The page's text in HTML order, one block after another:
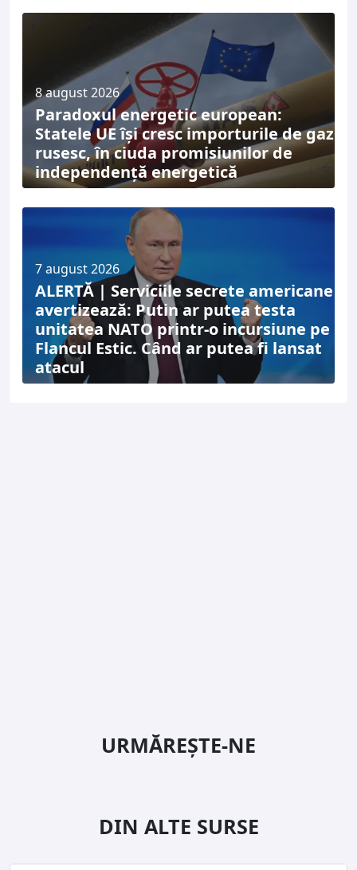
8 august 2026
Paradoxul energetic european:
Statele UE își cresc importurile de gaz
rusesc, în ciuda promisiunilor de
independență energetică
7 august 2026
ALERTĂ | Serviciile secrete americane
avertizează: Putin ar putea testa
unitatea NATO printr-o incursiune pe
Flancul Estic. Când ar putea fi lansat
atacul
URMĂREȘTE-NE
DIN ALTE SURSE